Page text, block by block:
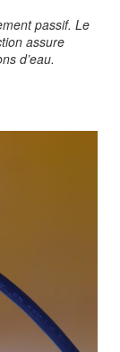
passif. Le
assure
d’eau.